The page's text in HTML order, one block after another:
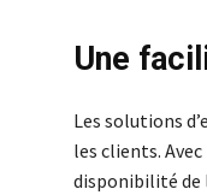
Une
Les solutions
les clients.
disponibilité de